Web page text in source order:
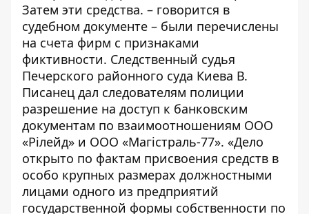
Затем эти средства. – говорится в
судебном документе – были перечислены
на счета фирм с признаками
фиктивности. Следственный судья
Печерского районного суда Киева В.
Писанец дал следователям полиции
разрешение на доступ к банковским
документам по взаимоотношениям ООО
«Рілейд» и ООО «Магістраль-77». «Дело
открыто по фактам присвоения средств в
особо крупных размерах должностными
лицами одного из предприятий
государственной формы собственности по